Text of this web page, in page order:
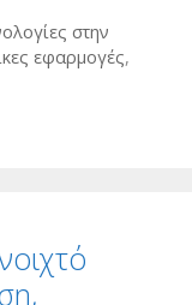
στην
εφαρμογές,